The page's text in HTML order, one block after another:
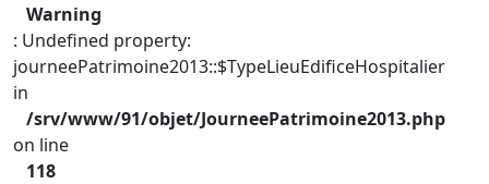
Warning
: Undefined property:
journeePatrimoine2013::$TypeLieuEdificeHospitalier
in
/srv/www/91/objet/JourneePatrimoine2013.php
on line
118